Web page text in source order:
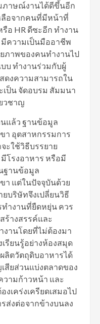
ภาษณ์งานได้ดีขึ้นอีก
ลือจากคนที่มีหน้าที่
อ HR ดีซะอีก ทำงาน
ความเป็นมืออาชีพ
ภาพของคนทำงานไป
บ ทำงานร่วมกับผู้
ดงความสามารถใน
เป็น จัดอบรม สัมมนา
วชาญ
แล้ว ฐานข้อมูล
า อุตสาหกรรมการ
ะใช้วิธีบรรยาย
โรงอาหาร หรือมี
ฐานข้อมูล
า แต่ในปัจจุบันด้วย
บริษัทจึงเปลี่ยนวิธี
ทำงานที่ยืดหยุ่น ควร
างสรรค์และ
งานโดยที่ไม่ต้องมา
รียนรู้อย่างห้องสมุด
ลิตวัตถุดิบอาหารได้
สียส่วนแบ่งตลาดของ
ามก้าวหน้า และ
เคร่งเครียดเสมอไป
ส่งต่อจากข้างบนลง